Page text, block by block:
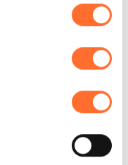
nécessaires au
des différents
« Détails » ci-
site et certaines
partage sur les
du site) peuvent